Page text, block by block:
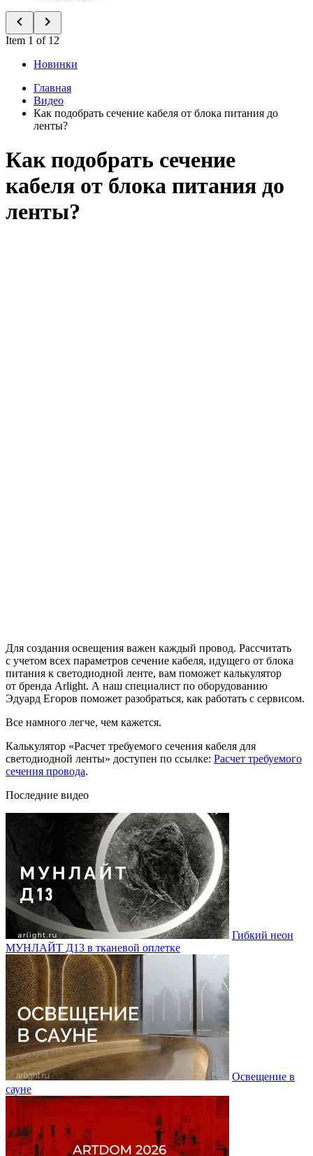
Item 1 of 12
Новинки
Главная
Видео
Как подобрать сечение кабеля от блока питания до
ленты?
Как подобрать сечение
кабеля от блока питания до
ленты?
Для создания освещения важен каждый провод. Рассчитать
с учетом всех параметров сечение кабеля, идущего от блока
питания к светодиодной ленте, вам поможет калькулятор
от бренда Arlight. А наш специалист по оборудованию
Эдуард Егоров поможет разобраться, как работать с сервисом.
Все намного легче, чем кажется.
Калькулятор «Расчет требуемого сечения кабеля для
светодиодной ленты» доступен по ссылке: Расчет требуемого
сечения провода.
Последние видео
Гибкий неон
МУНЛАЙТ Д13 в тканевой оплетке
Освещение в
сауне